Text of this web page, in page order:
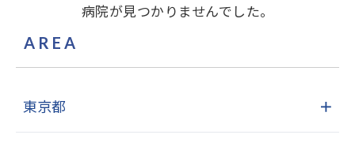
病院が見つかりませんでした。
AREA
東京都 ＋